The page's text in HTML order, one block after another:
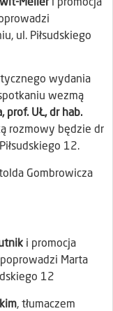
Melleri promocja
ul. Piłsudskiego
wydania
wezmą
prof. UŁ, dr hab.
rozmowy będzie dr
12.
Gombrowicza
i promocja
Marta
12
, tłumaczem